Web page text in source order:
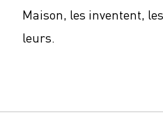
Maison, les inventent,
leurs.